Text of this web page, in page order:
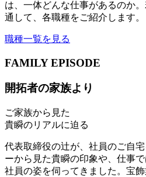
は、一体どんな仕事があるのか
通して、各職種をご紹介します。
職種一覧を見る
FAMILY EPISODE
開拓者の家族より
ご家族から見た
貴瞬のリアルに迫る
代表取締役の辻が、社員のご自
ーから見た貴瞬の印象や、仕事
社員の姿を伺ってきました。宝